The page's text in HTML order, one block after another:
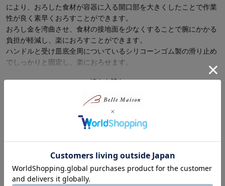
により、おろした食材が容器に入る開口部を大きくしたことで作業
性が良く素早くおろすことができます。
おろし金を湾曲させ、食材の接地面を少なくすることで腕にかかる
負担が軽減し、楽におろすことができます。
ハンドルと受け皿底全周についているシリコーンゴム製の滑り止め
でしっかりと固定し、楽におろせます。
続きを読む
最新レビュー
現在販売していない色・サイズ等への商品レビューも含まれます。
対象商品の商品レビューはまだありません。